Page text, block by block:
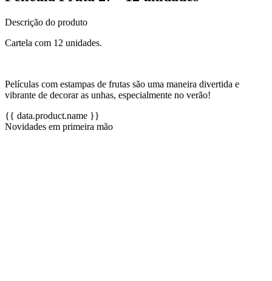
Descrição do produto
Cartela com 12 unidades.
Películas com estampas de frutas são uma maneira divertida e
vibrante de decorar as unhas, especialmente no verão!
{{ data.product.name }}
Novidades em primeira mão